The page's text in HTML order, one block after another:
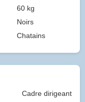
60 kg
Noirs
Chatains
Cadre dirigeant